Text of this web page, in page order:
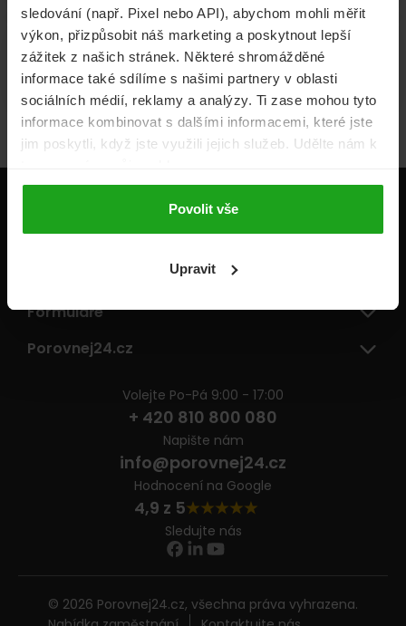
sledování (např. Pixel nebo API), abychom mohli měřit
výkon, přizpůsobit náš marketing a poskytnout lepší
zážitek z našich stránek. Některé shromážděné
informace také sdílíme s našimi partnery v oblasti
sociálních médií, reklamy a analýzy. Ti zase mohou tyto
informace kombinovat s dalšími informacemi, které jste
jim poskytli, když jste využili jejich služeb. Udělte nám k
Povolit vše
Upravit
Životní pojištění Energie
Pojišťovny
Formuláře
Porovnej24.cz
Volejte Po-Pá 9:00 - 17:00
+ 420 810 800 080
Napište nám
info@porovnej24.cz
Hodnocení na Google
4,9 z 5
Sledujte nás
© 2026 Porovnej24.cz, všechna práva vyhrazena.